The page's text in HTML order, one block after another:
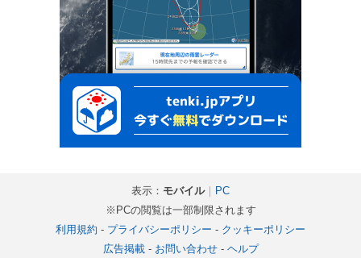
表示： モバイル｜ PC
※PCの閲覧は一部制限されます
利用規約 - プライバシーポリシー - クッキーポリシー
広告掲載- お問い合わせ- ヘルプ